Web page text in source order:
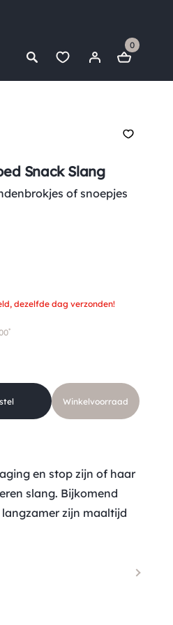
0
Snack Slang
of snoepjes
dezelfde dag verzonden!
*
Winkelvoorraad
en stop zijn of haar
slang. Bijkomend
zijn maaltijd